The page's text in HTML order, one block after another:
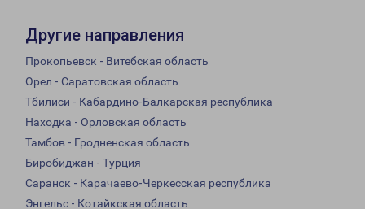
Другие направления
Прокопьевск - Витебская область
Орел - Саратовская область
Тбилиси - Кабардино-Балкарская республика
Находка - Орловская область
Тамбов - Гродненская область
Биробиджан - Турция
Саранск - Карачаево-Черкесская республика
Энгельс - Котайкская область